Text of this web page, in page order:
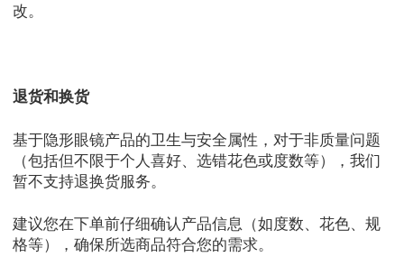
改。
退货和换货
基于隐形眼镜产品的卫生与安全属性，对于非质量问题
（包括但不限于个人喜好、选错花色或度数等），我们
暂不支持退换货服务。
建议您在下单前仔细确认产品信息（如度数、花色、规
格等），确保所选商品符合您的需求。